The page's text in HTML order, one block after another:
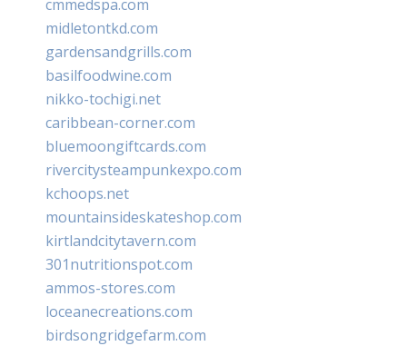
cmmedspa.com
midletontkd.com
gardensandgrills.com
basilfoodwine.com
nikko-tochigi.net
caribbean-corner.com
bluemoongiftcards.com
rivercitysteampunkexpo.com
kchoops.net
mountainsideskateshop.com
kirtlandcitytavern.com
301nutritionspot.com
ammos-stores.com
loceanecreations.com
birdsongridgefarm.com